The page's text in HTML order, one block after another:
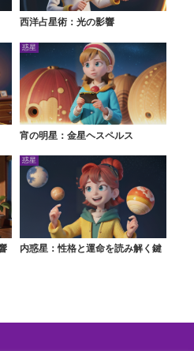
西洋占星術：光の影響
惑星
宵の明星：金星ヘスペルス
惑星
内惑星：性格と運命を読み解く鍵